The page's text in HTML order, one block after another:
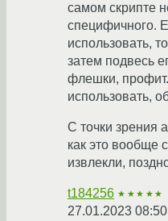
самом скрипте
специфичного.
использовать,
затем подвесь
флешки,
использовать,
С точки зрения
как это вообще
извлекли,
t184256 ★★★★★
27.01.2023